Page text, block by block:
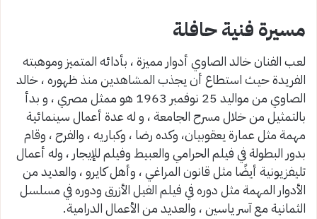
مسيرة فنية حافلة
لعب الفنان خالد الصاوي أدوار مميزة ، بأدائه المتميز وموهبته
الفريدة حيث استطاع أن يجذب المشاهدين منذ ظهوره ، خالد
الصاوي من مواليد 25 نوفمبر 1963 هو ممثل مصري ، و بدأ
بالتمثيل من خلال مسرح الجامعة ، و له عدة أعمال سينمائية
مهمة مثل عمارة يعقوبيان، وكده رضا ، وكباريه ، والفرح ، وقام
بدور البطولة في فيلم الحرامي والعبيط وفيلم للإيجار ، وله أعمال
تليفزيونية أيضًا مثل قانون المراغي ، وأهل كايرو ، والعديد من
الأدوار المهمة مثل دوره في فيلم الفيل الأزرق ودوره في مسلسل
الثمانية مع آسر ياسين ، والعديد من الأعمال الدرامية.